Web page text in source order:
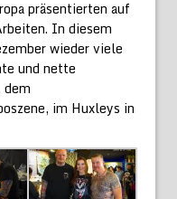
präsentierten auf
In diesem
wieder viele
und nette
im Huxleys in